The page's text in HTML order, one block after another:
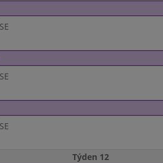
Týden 12